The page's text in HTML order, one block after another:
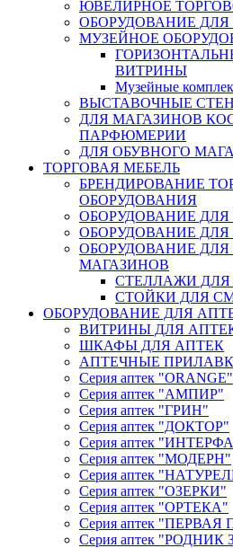
ЮВЕЛИРНОЕ
ОБОРУДОВАНИЕ
МУЗЕЙНОЕ
ВИТРИНЫ
Музейные
ВЫСТАВОЧНЫЕ
ДЛЯ МАГАЗИНОВ
ПАРФЮМЕРИИ
ДЛЯ ОБУВНОГО
ТОРГОВАЯ МЕБЕЛЬ
БРЕНДИРОВАНИЕ
ОБОРУДОВАНИЯ
ОБОРУДОВАНИЕ ДЛЯ
ОБОРУДОВАНИЕ
ОБОРУДОВАНИЕ
МАГАЗИНОВ
СТЕЛЛАЖИ ДЛЯ
СТОЙКИ ДЛЯ
ОБОРУДОВАНИЕ ДЛЯ
ВИТРИНЫ ДЛЯ
ШКАФЫ ДЛЯ АПТЕК
АПТЕЧНЫЕ
Серия аптек "ORANGE"
Серия аптек "АМПИР"
Серия аптек "ГРИН"
Серия аптек "ДОКТОР"
Серия аптек
Серия аптек "МОДЕРН"
Серия аптек
Серия аптек "ОЗЕРКИ"
Серия аптек "ОРТЕКА"
Серия аптек
Серия аптек "РОДНИК